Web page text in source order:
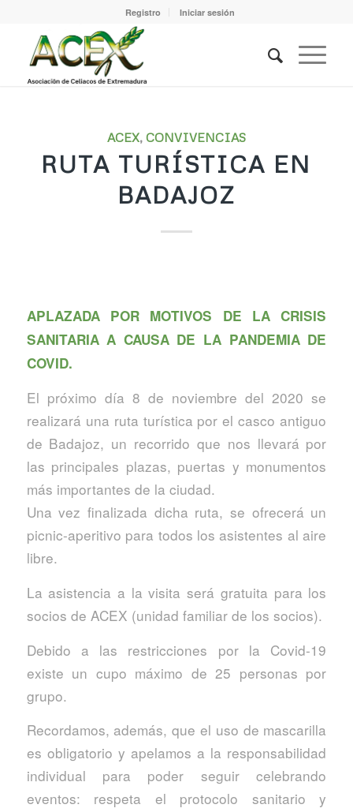
Registro Iniciar sesión
ACEX, CONVIVENCIAS
RUTA TURÍSTICA EN
BADAJOZ
APLAZADA POR MOTIVOS DE LA CRISIS
SANITARIA A CAUSA DE LA PANDEMIA DE
COVID.
El próximo día 8 de noviembre del 2020 se
realizará una ruta turística por el casco antiguo
de Badajoz, un recorrido que nos llevará por
las principales plazas, puertas y monumentos
más importantes de la ciudad.
Una vez finalizada dicha ruta, se ofrecerá un
picnic-aperitivo para todos los asistentes al aire
libre.
La asistencia a la visita será gratuita para los
socios de ACEX (unidad familiar de los socios).
Debido a las restricciones por la Covid-19
existe un cupo máximo de 25 personas por
grupo.
Recordamos, además, que el uso de mascarilla
es obligatorio y apelamos a la responsabilidad
individual para poder seguir celebrando
eventos: respeta el protocolo sanitario y